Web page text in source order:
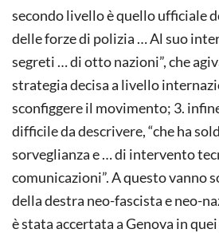
secondo livello è quello ufficiale
delle forze di polizia … Al suo
segreti … di otto nazioni”, che
strategia decisa a livello
sconfiggere il movimento; 3.
difficile da descrivere, “che ha
sorveglianza e … di intervento
comunicazioni”. A questo vanno
della destra neo-fascista e neo-
è stata accertata a Genova in